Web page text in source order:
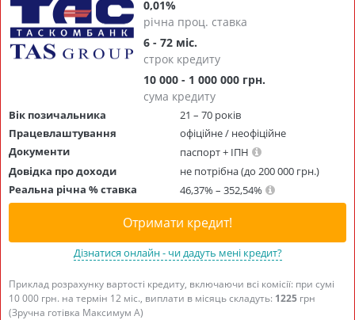
0,01%
річна проц. ставка
6 - 72 міс.
строк кредиту
10 000 - 1 000 000 грн.
сума кредиту
Вік позичальника
21 – 70 років
Працевлаштування
офіційне / неофіційне
Документи
паспорт + ІПН
Довідка про доходи
не потрібна (до 200 000 грн.)
Реальна річна % ставка
46,37% – 352,54%
Отримати кредит!
Дізнатися онлайн - чи дадуть мені кредит?
Приклад розрахунку вартості кредиту, включаючи всі комісії: при сумі
10 000 грн. на термін 12 міс., виплати в місяць складуть: 1225 грн
(Зручна готівка Максимум А)